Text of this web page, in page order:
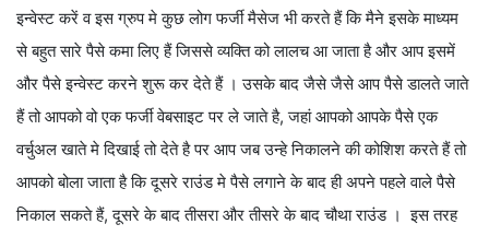
इन्वेस्ट करें व इस ग्रुप मे कुछ लोग फर्जी मैसेज भी करते हैं कि मैने इसके माध्यम
से बहुत सारे पैसे कमा लिए हैं जिससे व्यक्ति को लालच आ जाता है और आप इसमें
और पैसे इन्वेस्ट करने शुरू कर देते हैं । उसके बाद जैसे जैसे आप पैसे डालते जाते
हैं तो आपको वो एक फर्जी वेबसाइट पर ले जाते है, जहां आपको आपके पैसे एक
वर्चुअल खाते मे दिखाई तो देते है पर आप जब उन्हे निकालने की कोशिश करते हैं तो
आपको बोला जाता है कि दूसरे राउंड मे पैसे लगाने के बाद ही अपने पहले वाले पैसे
निकाल सकते हैं, दूसरे के बाद तीसरा और तीसरे के बाद चौथा राउंड । इस तरह